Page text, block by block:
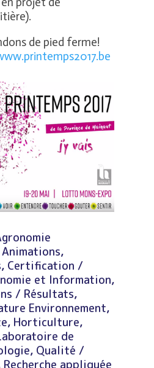
de pied ferme!
Animations,
, Certification /
et Information,
/ Résultats,
Environnement,
, Horticulture,
de
, Qualité /
Recherche appliquée